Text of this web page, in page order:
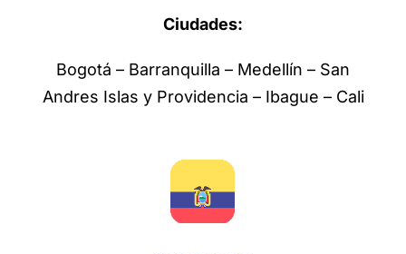
Ciudades:
Bogotá – Barranquilla – Medellín – San
Andres Islas y Providencia – Ibague – Cali